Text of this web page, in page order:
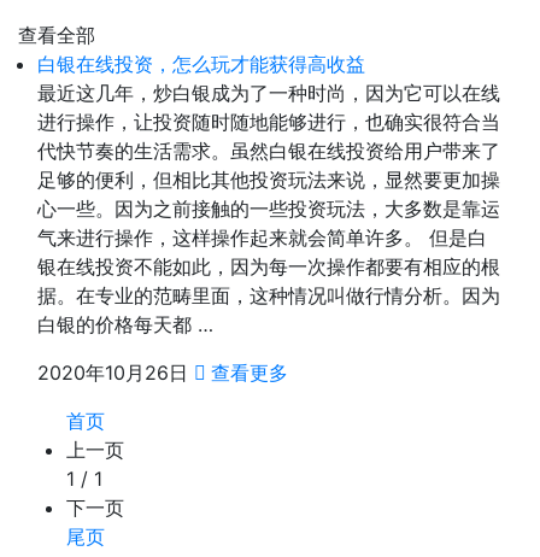
查看全部
白银在线投资，怎么玩才能获得高收益
最近这几年，炒白银成为了一种时尚，因为它可以在线
进行操作，让投资随时随地能够进行，也确实很符合当
代快节奏的生活需求。虽然白银在线投资给用户带来了
足够的便利，但相比其他投资玩法来说，显然要更加操
心一些。因为之前接触的一些投资玩法，大多数是靠运
气来进行操作，这样操作起来就会简单许多。 但是白
银在线投资不能如此，因为每一次操作都要有相应的根
据。在专业的范畴里面，这种情况叫做行情分析。因为
白银的价格每天都 …
2020年10月26日
查看更多
首页
上一页
1 / 1
下一页
尾页